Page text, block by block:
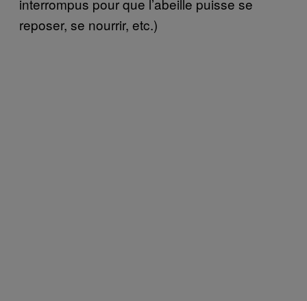
interrompus pour que l’abeille puisse se
reposer, se nourrir, etc.)